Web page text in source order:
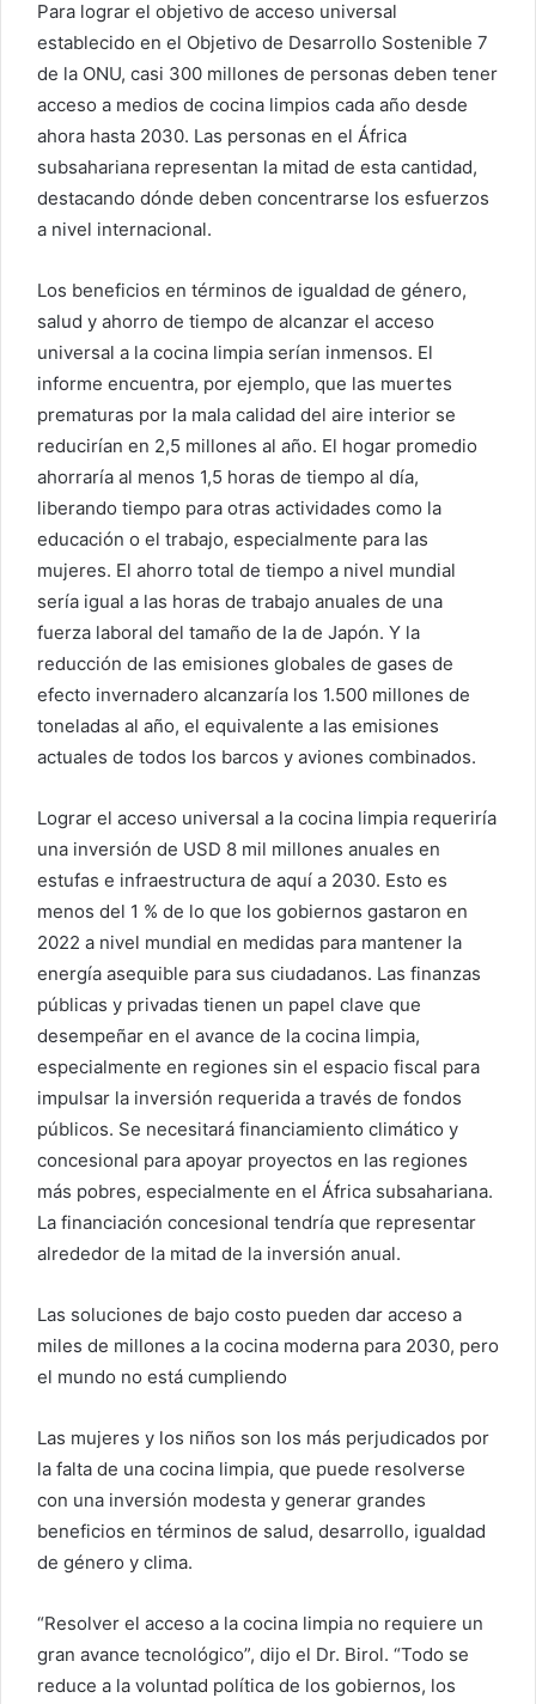
Para lograr el objetivo de acceso universal
establecido en el Objetivo de Desarrollo Sostenible 7
de la ONU, casi 300 millones de personas deben tener
acceso a medios de cocina limpios cada año desde
ahora hasta 2030. Las personas en el África
subsahariana representan la mitad de esta cantidad,
destacando dónde deben concentrarse los esfuerzos
a nivel internacional.
Los beneficios en términos de igualdad de género,
salud y ahorro de tiempo de alcanzar el acceso
universal a la cocina limpia serían inmensos. El
informe encuentra, por ejemplo, que las muertes
prematuras por la mala calidad del aire interior se
reducirían en 2,5 millones al año. El hogar promedio
ahorraría al menos 1,5 horas de tiempo al día,
liberando tiempo para otras actividades como la
educación o el trabajo, especialmente para las
mujeres. El ahorro total de tiempo a nivel mundial
sería igual a las horas de trabajo anuales de una
fuerza laboral del tamaño de la de Japón. Y la
reducción de las emisiones globales de gases de
efecto invernadero alcanzaría los 1.500 millones de
toneladas al año, el equivalente a las emisiones
actuales de todos los barcos y aviones combinados.
Lograr el acceso universal a la cocina limpia requeriría
una inversión de USD 8 mil millones anuales en
estufas e infraestructura de aquí a 2030. Esto es
menos del 1 % de lo que los gobiernos gastaron en
2022 a nivel mundial en medidas para mantener la
energía asequible para sus ciudadanos. Las finanzas
públicas y privadas tienen un papel clave que
desempeñar en el avance de la cocina limpia,
especialmente en regiones sin el espacio fiscal para
impulsar la inversión requerida a través de fondos
públicos. Se necesitará financiamiento climático y
concesional para apoyar proyectos en las regiones
más pobres, especialmente en el África subsahariana.
La financiación concesional tendría que representar
alrededor de la mitad de la inversión anual.
Las soluciones de bajo costo pueden dar acceso a
miles de millones a la cocina moderna para 2030, pero
el mundo no está cumpliendo
Las mujeres y los niños son los más perjudicados por
la falta de una cocina limpia, que puede resolverse
con una inversión modesta y generar grandes
beneficios en términos de salud, desarrollo, igualdad
de género y clima.
“Resolver el acceso a la cocina limpia no requiere un
gran avance tecnológico”, dijo el Dr. Birol. “Todo se
reduce a la voluntad política de los gobiernos, los